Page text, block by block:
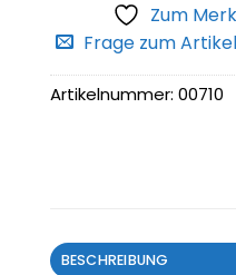
Zum
Frage zum Artikel
Artikelnummer: 00710
BESCHREIBUNG